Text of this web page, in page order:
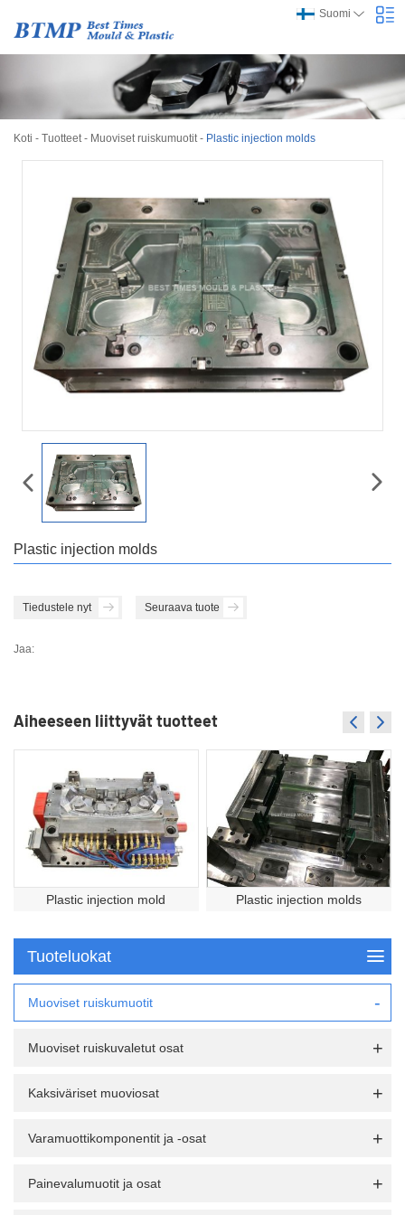
Suomi
Koti - Tuotteet - Muoviset ruiskumuotit - Plastic injection molds
Plastic injection molds
Tiedustele nyt Seuraava tuote
Jaa:
Aiheeseen liittyvät tuotteet
Plastic injection mold Plastic injection molds
Tuoteluokat
Muoviset ruiskumuotit
Muoviset ruiskuvaletut osat
Kaksiväriset muoviosat
Varamuottikomponentit ja -osat
Painevalumuotit ja osat